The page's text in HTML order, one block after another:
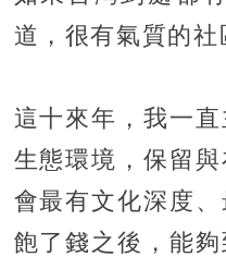
道，很有氣質的社
這十來年，我一
生態環境，保留
會最有文化深度
飽了錢之後，能